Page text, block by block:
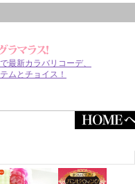
最新カラバリコーデ、
ムとチョイス！